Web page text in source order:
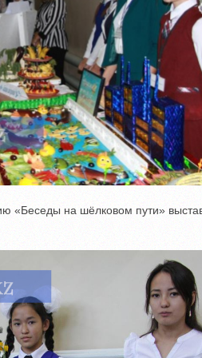
«Беседы на шёлковом пути»